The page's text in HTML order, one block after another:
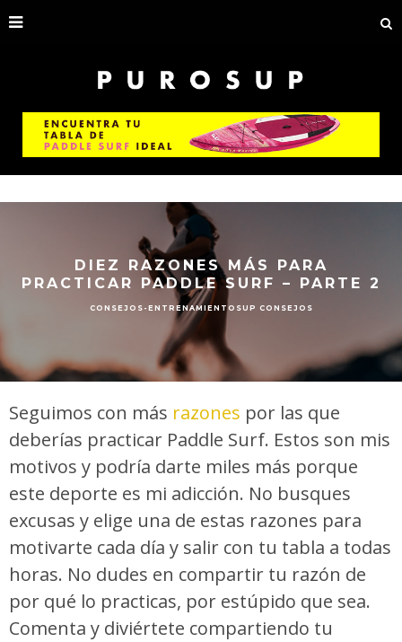
DIEZ RAZONES MÁS PARA
PRACTICAR PADDLE SURF – PARTE 2
CONSEJOS-ENTRENAMIENTO SUP CONSEJOS
Seguimos con más razones por las que
deberías practicar Paddle Surf. Estos son mis
motivos y podría darte miles más porque
este deporte es mi adicción. No busques
excusas y elige una de estas razones para
motivarte cada día y salir con tu tabla a todas
horas. No dudes en compartir tu razón de
por qué lo practicas, por estúpido que sea.
Comenta y diviértete compartiendo tu